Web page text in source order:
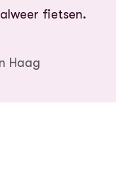
fietsen.
Haag